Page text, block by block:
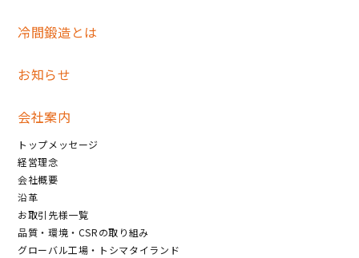
冷間鍛造とは
お知らせ
会社案内
トップメッセージ
経営理念
会社概要
沿革
お取引先様一覧
品質・環境・CSRの取り組み
グローバル工場・トシマタイランド